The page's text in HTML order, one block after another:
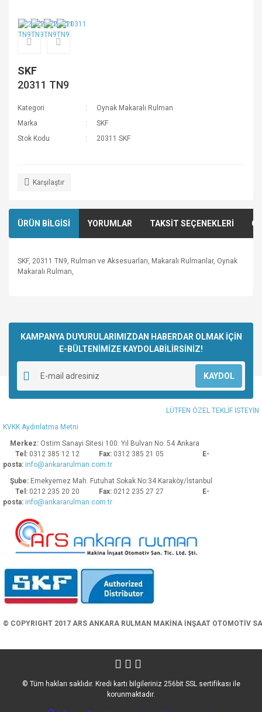
SKF
20311 TN9
Kategori
Oynak Makaralı Rulman
Marka
SKF
Stok Kodu
20311 SKF
Karşılaştır
ÜRÜN BİLGİSİ YORUMLAR TAKSİT SEÇENEKLERİ
SKF, 20311 TN9, Rulman ve Aksesuarları, Makaralı Rulmanlar, Oynak
Makaralı Rulman,
Yorum Yaz
kullanarak tarafımıza iletebilirsiniz.
Görüş ve önerileriniz için teşekkür ederiz.
Ürün resmi kalitesiz, bozuk veya görüntülenemiyor.
Ürün açıklamasında eksik bilgiler bulunuyor.
Ürün bilgilerinde hatalar bulunuyor.
Ürün fiyatı diğer sitelerden daha pahalı.
Bu ürüne benzer farklı alternatifler olmalı.
KAMPANYA DUYURULARIMIZDAN HABERDAR OLMAK İÇİN
E-BÜLTENİMİZE KAYDOLABİLİRSİNİZ!
KAYDOL
LÜTFEN ÖZEL TEKLİF İSTEYİN
KVKK Aydınlatma Metni
Merkez: Ostim Sanayi Sitesi 100. Yıl Bulvarı No: 54 Ankara
Tel: 0312 385 12 12 Fax: 0312 385 21 05
E-
posta: info@ankararulman.com.tr
Şube: Emekyemez Mah. Futuhat Sokak No:34 Karaköy/İstanbul
Tel: 0212 235 20 20 Fax: 0212 235 27 27
E-
posta: info@ankararulman.com.tr
© COPYRIGHT 2017 ARS ANKARA RULMAN MAKİNA İNŞAAT OTOMOTİV
© Tüm hakları saklıdır. Kredi kartı bilgileriniz 256bit SSL sertifikası ile
korunmaktadır.